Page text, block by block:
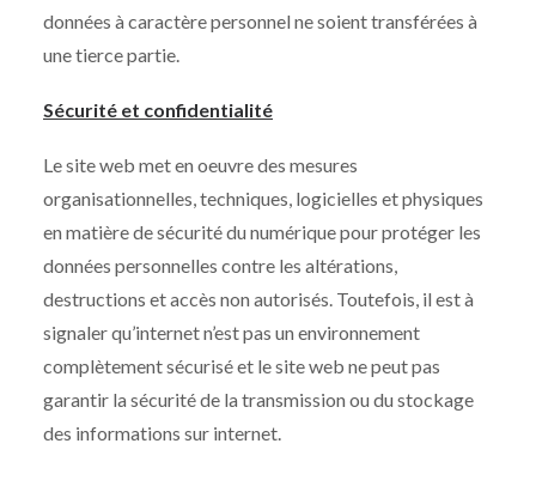
données à caractère personnel ne soient transférées à
une tierce partie.
Sécurité et confidentialité
Le site web met en oeuvre des mesures
organisationnelles, techniques, logicielles et physiques
en matière de sécurité du numérique pour protéger les
données personnelles contre les altérations,
destructions et accès non autorisés. Toutefois, il est à
signaler qu’internet n’est pas un environnement
complètement sécurisé et le site web ne peut pas
garantir la sécurité de la transmission ou du stockage
des informations sur internet.